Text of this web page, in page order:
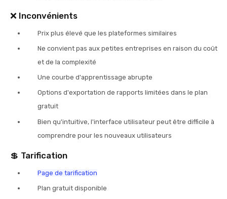
❌ Inconvénients
Prix plus élevé que les plateformes similaires
Ne convient pas aux petites entreprises en raison du coût
et de la complexité
Une courbe d'apprentissage abrupte
Options d'exportation de rapports limitées dans le plan
gratuit
Bien qu'intuitive, l'interface utilisateur peut être difficile à
comprendre pour les nouveaux utilisateurs
💲 Tarification
Page de tarification
Plan gratuit disponible